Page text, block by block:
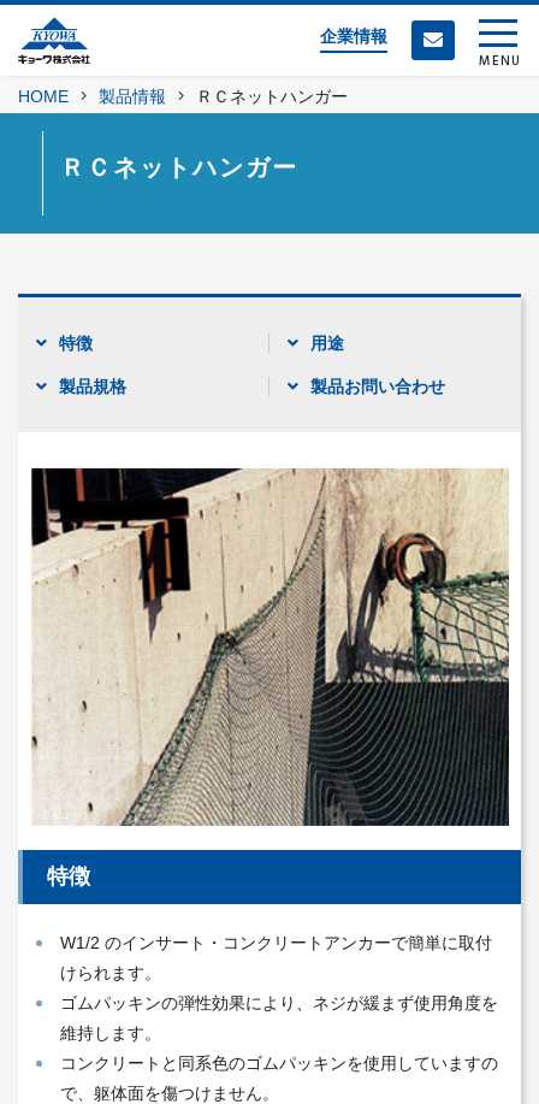
企業情報
MENU
HOME 製品情報 ＲＣネットハンガー
ＲＣネットハンガー
特徴 用途
製品規格 製品お問い合わせ
特徴
W1/2 のインサート・コンクリートアンカーで簡単に取付
けられます。
ゴムパッキンの弾性効果により、ネジが緩まず使用角度を
維持します。
コンクリートと同系色のゴムパッキンを使用していますの
で、躯体面を傷つけません。